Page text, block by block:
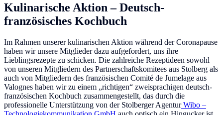
Kulinarische Aktion – Deutsch-
französisches Kochbuch
Im Rahmen unserer kulinarischen Aktion während der Coronapause
haben wir unsere Mitglieder dazu aufgefordert, uns ihre
Lieblingsrezepte zu schicken. Die zahlreiche Rezeptideen sowohl
von unseren Mitgliedern des Partnerschaftskomitees aus Stolberg als
auch von Mitgliedern des französischen Comité de Jumelage aus
Valognes haben wir zu einem „richtigen“ zweisprachigen deutsch-
französischen Kochbuch zusammengestellt, das durch die
professionelle Unterstützung von der Stolberger AgenturWibo –